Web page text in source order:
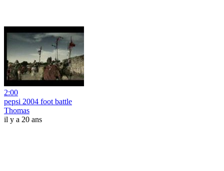
2:00
pepsi 2004 foot battle
Thomas
il y a 20 ans